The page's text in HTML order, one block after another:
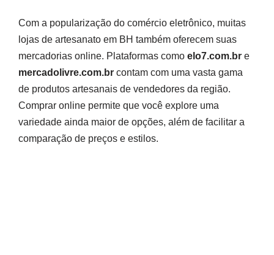
Com a popularização do comércio eletrônico, muitas
lojas de artesanato em BH também oferecem suas
mercadorias online. Plataformas como elo7.com.br e
mercadolivre.com.br contam com uma vasta gama
de produtos artesanais de vendedores da região.
Comprar online permite que você explore uma
variedade ainda maior de opções, além de facilitar a
comparação de preços e estilos.